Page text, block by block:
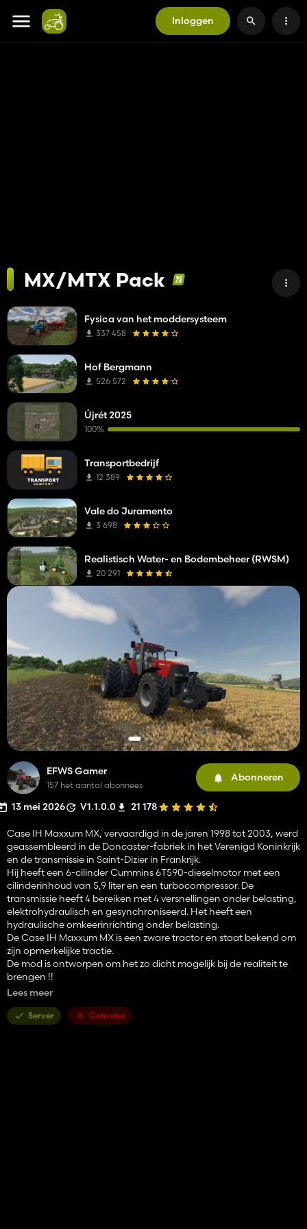
Inloggen
MX/MTX Pack
EFWS Gamer
157 het aantal abonnees
Abonneren
13 mei 2026 V1.1.0.0 21 178
Case IH Maxxum MX, vervaardigd in de jaren 1998 tot 2003, werd
geassembleerd in de Doncaster-fabriek in het Verenigd Koninkrijk
en de transmissie in Saint-Dizier in Frankrijk.
Hij heeft een 6-cilinder Cummins 6T590-dieselmotor met een
cilinderinhoud van 5,9 liter en een turbocompressor. De
transmissie heeft 4 bereiken met 4 versnellingen onder belasting,
elektrohydraulisch en gesynchroniseerd. Het heeft een
hydraulische omkeerinrichting onder belasting.
De Case IH Maxxum MX is een zware tractor en staat bekend om
zijn opmerkelijke tractie.
De mod is ontworpen om het zo dicht mogelijk bij de realiteit te
brengen !!
-Voorladers (Quicke, mp-lift, hauer, MX, Stoll)
-fronthef (hef, hef + massa, hef, 2 hauer hef met aftakas)
Lees meer
Server Consoles
Fysica van het moddersysteem
337 458
Hof Bergmann
526 572
Újrét 2025
100%
Transportbedrijf
12 389
Vale do Juramento
3 698
Realistisch Water- en Bodembeheer (RWSM)
20 291